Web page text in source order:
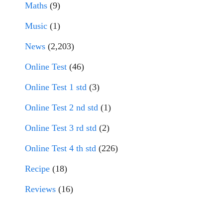
Maths (9)
Music (1)
News (2,203)
Online Test (46)
Online Test 1 std (3)
Online Test 2 nd std (1)
Online Test 3 rd std (2)
Online Test 4 th std (226)
Recipe (18)
Reviews (16)